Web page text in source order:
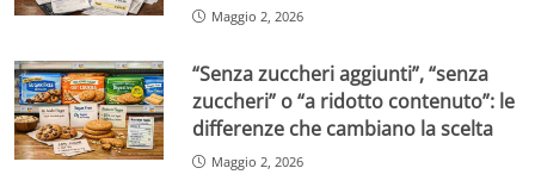
Maggio 2, 2026
“Senza zuccheri aggiunti”, “senza
zuccheri” o “a ridotto contenuto”: le
differenze che cambiano la scelta
Maggio 2, 2026